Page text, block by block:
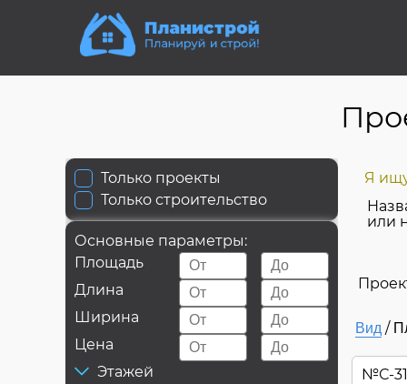
Я
или
Только проекты
Только строительство
Основные параметры:
Площадь
Длина
Ширина
Цена
Этажей
Вид /
№С-